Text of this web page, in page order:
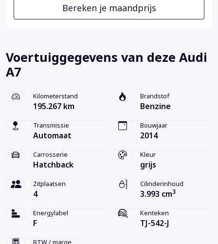
Bereken je maandprijs
Voertuiggegevens van deze Audi
A7
Kilometerstand
195.267 km
Brandstof
Benzine
Transmissie
Automaat
Bouwjaar
2014
Carrosserie
Hatchback
Kleur
grijs
Zitplaatsen
4
Cilinderinhoud
3.993 cm3
Energylabel
F
Kenteken
TJ-542-J
BTW / marge